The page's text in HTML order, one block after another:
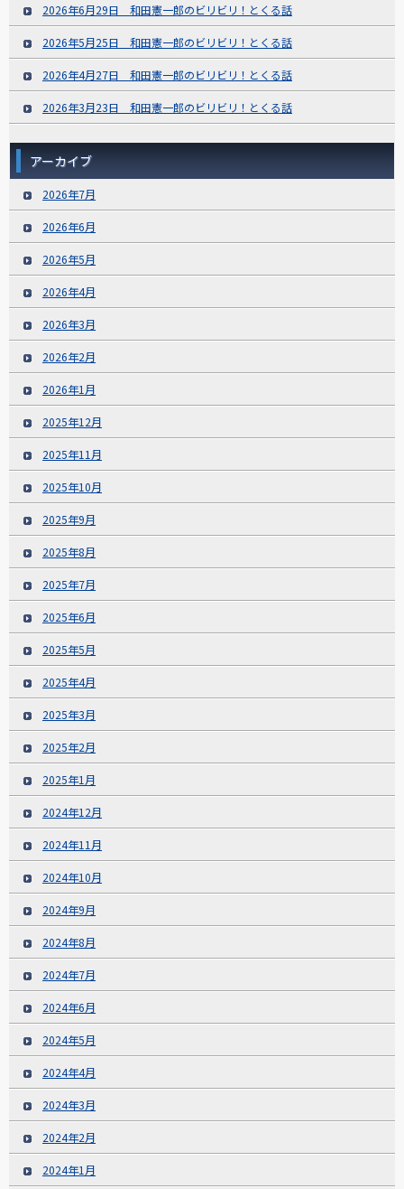
2026年6月29日 和田憲一郎のビリビリ！とくる話
2026年5月25日 和田憲一郎のビリビリ！とくる話
2026年4月27日 和田憲一郎のビリビリ！とくる話
2026年3月23日 和田憲一郎のビリビリ！とくる話
アーカイブ
2026年7月
2026年6月
2026年5月
2026年4月
2026年3月
2026年2月
2026年1月
2025年12月
2025年11月
2025年10月
2025年9月
2025年8月
2025年7月
2025年6月
2025年5月
2025年4月
2025年3月
2025年2月
2025年1月
2024年12月
2024年11月
2024年10月
2024年9月
2024年8月
2024年7月
2024年6月
2024年5月
2024年4月
2024年3月
2024年2月
2024年1月